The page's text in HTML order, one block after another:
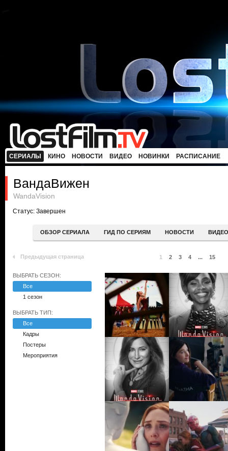
СЕРИАЛЫ КИНО НОВОСТИ ВИДЕО НОВИНКИ РАСПИСАНИЕ
ВандаВижен
WandaVision
Статус: Завершен
ОБЗОР СЕРИАЛА ГИД ПО СЕРИЯМ НОВОСТИ ВИДЕО
Предыдущая страница 1 2 3 4 ... 15
ВЫБРАТЬ СЕЗОН:
Все
1 сезон
ВЫБРАТЬ ТИП:
Все
Кадры
Постеры
Мероприятия